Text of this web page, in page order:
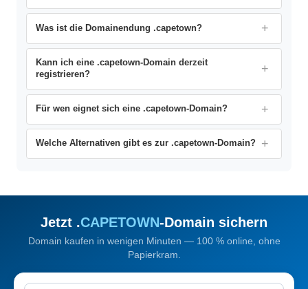
Was ist die Domainendung .capetown?
Kann ich eine .capetown-Domain derzeit
registrieren?
Für wen eignet sich eine .capetown-Domain?
Welche Alternativen gibt es zur .capetown-Domain?
Jetzt .CAPETOWN-Domain sichern
Domain kaufen in wenigen Minuten — 100 % online, ohne
Papierkram.